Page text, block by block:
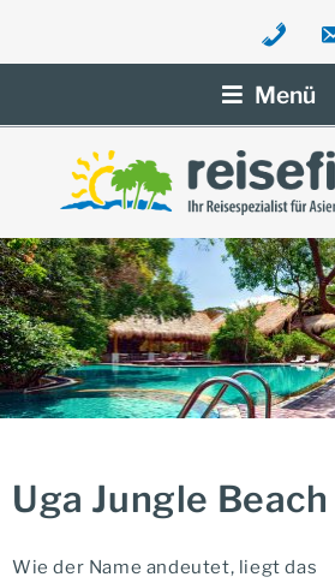
Zum
Menü
Uga Jungle Beach |
Wie der Name andeutet, liegt das